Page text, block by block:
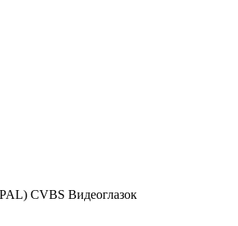
CVBS Видеоглазок